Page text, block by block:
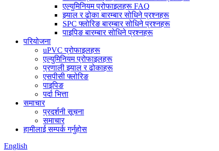
एल्युमिनियम प्रोफाइलहरू FAQ
झ्याल र ढोका बारम्बार सोधिने प्रश्नहरू
SPC फ्लोरिङ बारम्बार सोधिने प्रश्नहरू
पाइपिङ बारम्बार सोधिने प्रश्नहरू
परियोजना
uPVC प्रोफाइलहरू
एल्युमिनियम प्रोफाइलहरू
प्रणाली झ्याल र ढोकाहरू
एसपीसी फ्लोरिङ
पाइपिङ
पर्दा भित्ता
समाचार
प्रदर्शनी सूचना
समाचार
हामीलाई सम्पर्क गर्नुहोस
English